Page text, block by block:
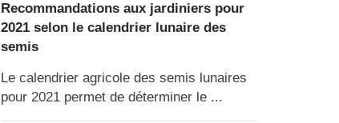
Recommandations aux jardiniers pour
2021 selon le calendrier lunaire des
semis
Le calendrier agricole des semis lunaires
pour 2021 permet de déterminer le ...